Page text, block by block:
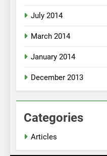
July 2014
March 2014
January 2014
December 2013
Categories
Articles